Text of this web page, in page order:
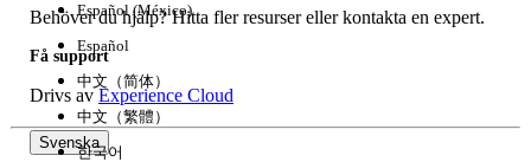
Rensa alla Klart
Behöver du hjälp? Hitta fler resurser eller kontakta en expert.
Få support
Drivs avExperience Cloud
Svenska
Español (México)
Español
中文（简体）
中文（繁體）
한국어